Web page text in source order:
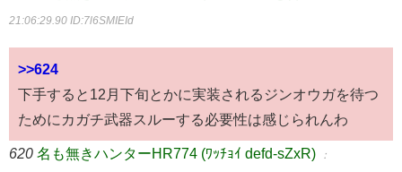
21:06:29.90 ID:7l6SMIEId
>>624
下手すると12月下旬とかに実装されるジンオウガを待つ
ためにカガチ武器スルーする必要性は感じられんわ
620 名も無きハンターHR774 (ﾜｯﾁｮｲ defd-sZxR) ：